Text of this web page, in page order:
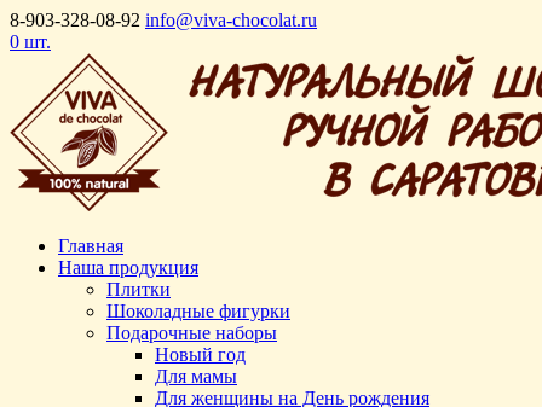
8-903-328-08-92 info@viva-chocolat.ru
0 шт.
Главная
Наша продукция
Плитки
Шоколадные фигурки
Подарочные наборы
Новый год
Для мамы
Для женщины на День рождения